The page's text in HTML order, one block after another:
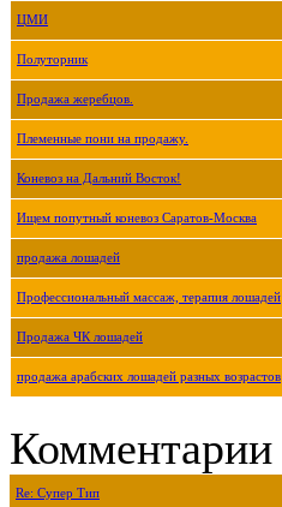
ЦМИ
Полуторник
Продажа жеребцов.
Племенные пони на продажу.
Коневоз на Дальний Восток!
Ищем попутный коневоз Саратов-Москва
продажа лошадей
Профессиональный массаж, терапия лошадей
Продажа ЧК лошадей
продажа арабских лошадей разных возрастов
Комментарии
Re: Супер Тип